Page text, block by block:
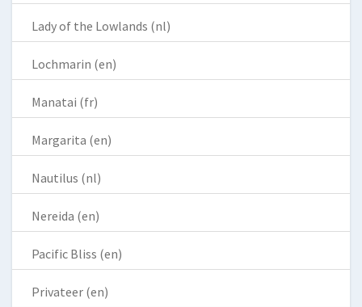
Lady of the Lowlands (nl)
Lochmarin (en)
Manatai (fr)
Margarita (en)
Nautilus (nl)
Nereida (en)
Pacific Bliss (en)
Privateer (en)